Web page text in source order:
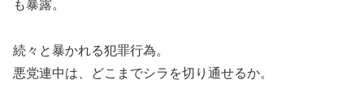
も暴露。
続々と暴かれる犯罪行為。
悪党連中は、どこまでシラを切り通せるか。